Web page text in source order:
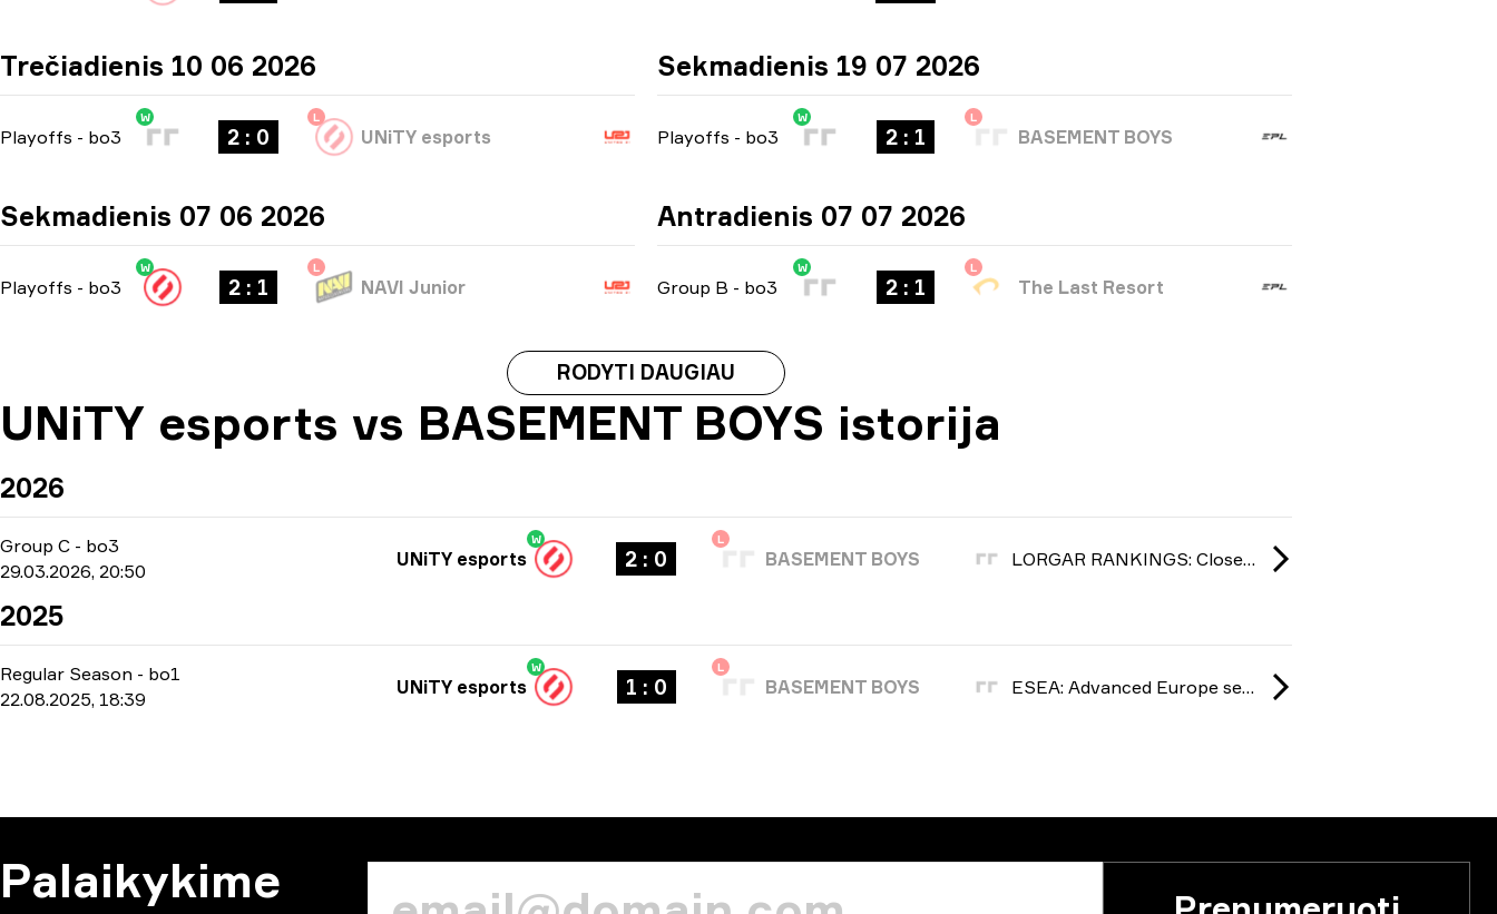
Trečiadienis 10 06 2026
Playoffs - bo3
W
2 : 0
L
UNiTY esports
Sekmadienis 07 06 2026
Playoffs - bo3
W
2 : 1
L
NAVI Junior
Sekmadienis 19 07 2026
Playoffs - bo3
W
2 : 1
L
BASEMENT BOYS
Antradienis 07 07 2026
Group B - bo3
W
2 : 1
L
The Last Resort
RODYTI DAUGIAU
UNiTY esports vs BASEMENT BOYS istorija
2026
Group C - bo3
29.03.2026, 20:50
W
UNiTY esports 2 : 0
L
BASEMENT BOYS LORGAR RANKINGS: Closed Qualifier season 1 2026
2025
Regular Season - bo1
22.08.2025, 18:39
W
UNiTY esports 1 : 0
L
BASEMENT BOYS ESEA: Advanced Europe season 54 2025
Palaikykime